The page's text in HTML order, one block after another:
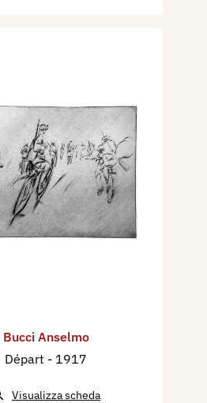
Bucci Anselmo
Départ - 1917
Visualizza scheda